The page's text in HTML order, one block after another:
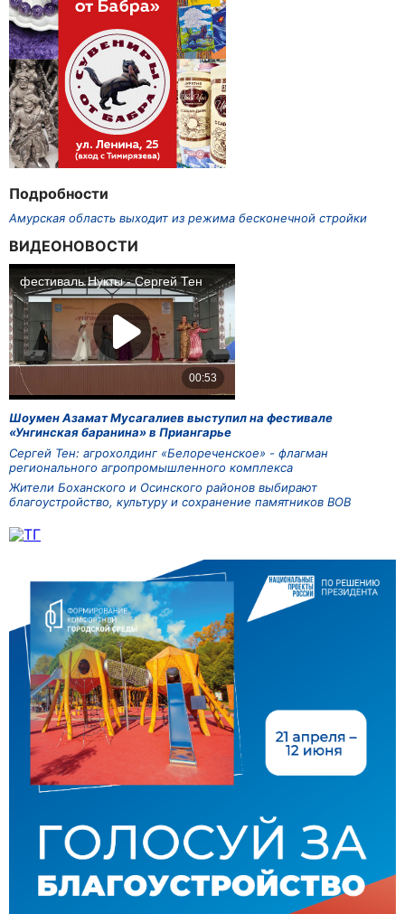
Подробности
Амурская область выходит из режима бесконечной стройки
ВИДЕОНОВОСТИ
Шоумен Азамат Мусагалиев выступил на фестивале
«Унгинская баранина» в Приангарье
Сергей Тен: агрохолдинг «Белореченское» - флагман
регионального агропромышленного комплекса
Жители Боханского и Осинского районов выбирают
благоустройство, культуру и сохранение памятников ВОВ